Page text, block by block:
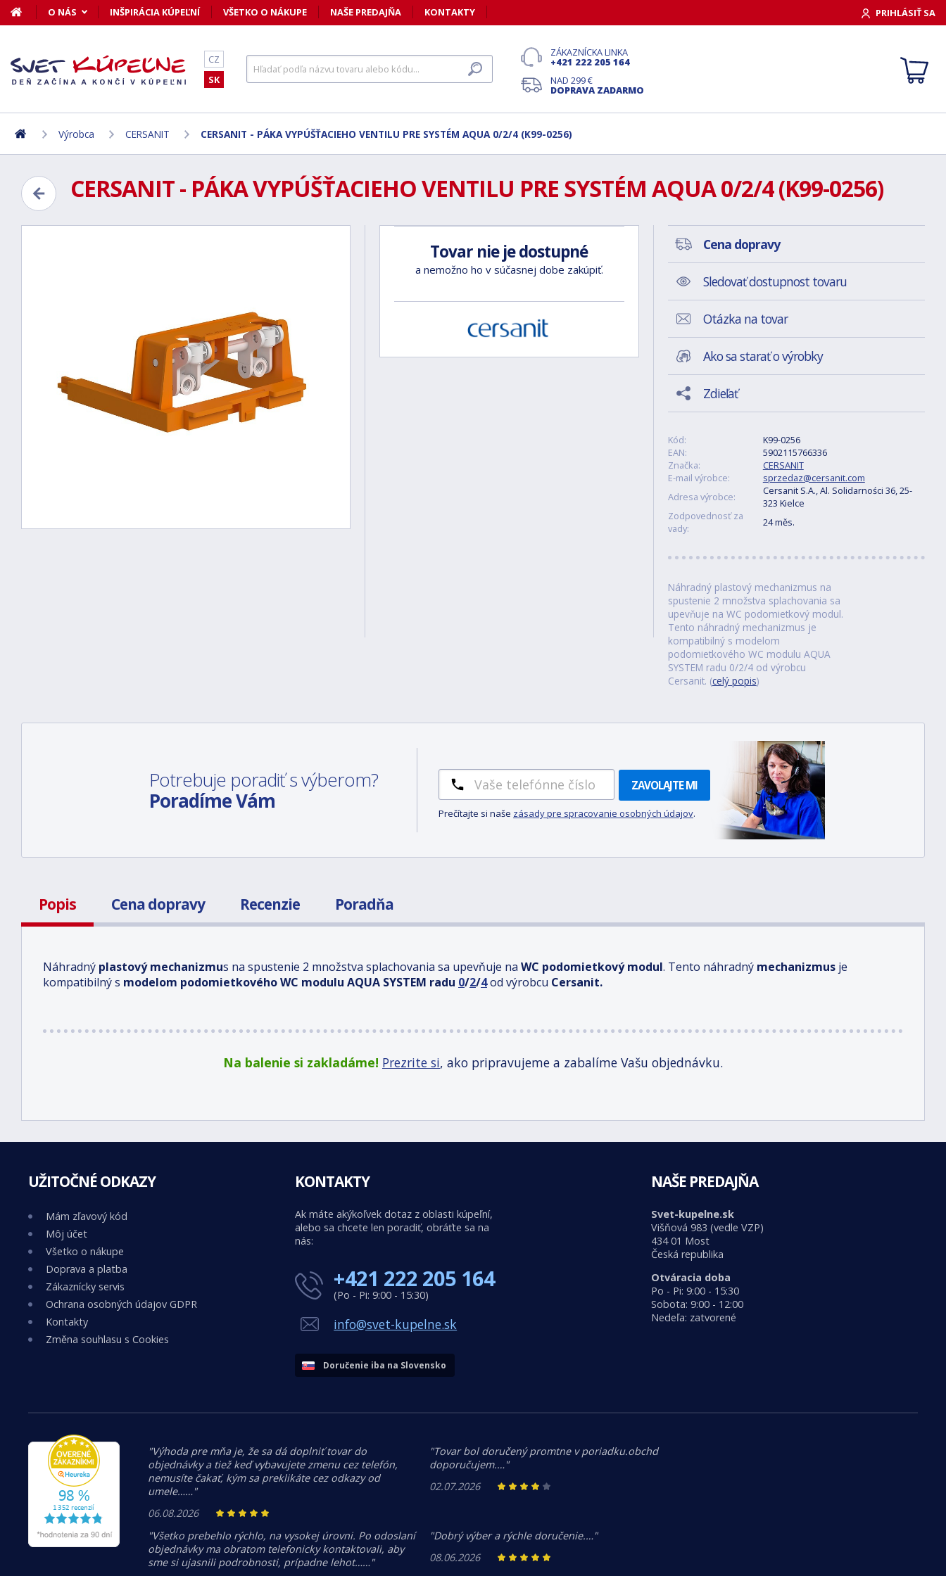
O NÁS INŠPIRÁCIA KÚPEĽNÍ VŠETKO O NÁKUPE NAŠE PREDAJŇA KONTAKTY PRIHLÁSIŤ SA
CZ
SK
ZÁKAZNÍCKA LINKA
+421 222 205 164
NAD 299 €
DOPRAVA ZADARMO
Výrobca CERSANIT CERSANIT - PÁKA VYPÚŠŤACIEHO VENTILU PRE SYSTÉM AQUA 0/2/4 (K99-0256)
CERSANIT - PÁKA VYPÚŠŤACIEHO VENTILU PRE SYSTÉM AQUA 0/2/4 (K99-0256)
Tovar nie je dostupné
a nemožno ho v súčasnej dobe zakúpiť.
Cena dopravy
Sledovať dostupnost tovaru
Otázka na tovar
Ako sa starať o výrobky
Zdieľať
Kód:
K99-0256
EAN:
5902115766336
Značka:
CERSANIT
E-mail výrobce:
sprzedaz@cersanit.com
Adresa výrobce:
Cersanit S.A., Al. Solidarności 36, 25-
323 Kielce
Zodpovednosť za
vady:
24 měs.
Náhradný plastový mechanizmus na
spustenie 2 množstva splachovania sa
upevňuje na WC podomietkový modul.
Tento náhradný mechanizmus je
kompatibilný s modelom
podomietkového WC modulu AQUA
SYSTEM radu 0/2/4 od výrobcu
Cersanit. (celý popis)
Potrebuje poradiť s výberom?
Poradíme Vám
ZAVOLAJTE MI
Prečítajte si naše zásady pre spracovanie osobných údajov.
Popis Cena dopravy Recenzie Poradňa
Náhradný plastový mechanizmus na spustenie 2 množstva splachovania sa upevňuje na WC podomietkový modul. Tento náhradný mechanizmus je
kompatibilný s modelom podomietkového WC modulu AQUA SYSTEM radu 0/2/4od výrobcu Cersanit.
Na balenie si zakladáme! Prezrite si, ako pripravujeme a zabalíme Vašu objednávku.
UŽITOČNÉ ODKAZY
Mám zľavový kód
Môj účet
Všetko o nákupe
Doprava a platba
Zákaznícky servis
Ochrana osobných údajov GDPR
Kontakty
Změna souhlasu s Cookies
KONTAKTY
Ak máte akýkoľvek dotaz z oblasti kúpeľní,
alebo sa chcete len poradiť, obráťte sa na
nás:
+421 222 205 164
(Po - Pi: 9:00 - 15:30)
info@svet-kupelne.sk
Doručenie iba na Slovensko
NAŠE PREDAJŇA
Svet-kupelne.sk
Višňová 983 (vedle VZP)
434 01 Most
Česká republika
Otváracia doba
Po - Pi: 9:00 - 15:30
Sobota: 9:00 - 12:00
Nedeľa: zatvorené
"Výhoda pre mňa je, že sa dá doplniť tovar do
objednávky a tiež keď vybavujete zmenu cez telefón,
nemusíte čakať, kým sa preklikáte cez odkazy od
umele……"
06.08.2026
"Tovar bol doručený promtne v poriadku.obchd
doporučujem.…"
02.07.2026
"Všetko prebehlo rýchlo, na vysokej úrovni. Po odoslaní
objednávky ma obratom telefonicky kontaktovali, aby
sme si ujasnili podrobnosti, prípadne lehot……"
"Dobrý výber a rýchle doručenie.…"
08.06.2026